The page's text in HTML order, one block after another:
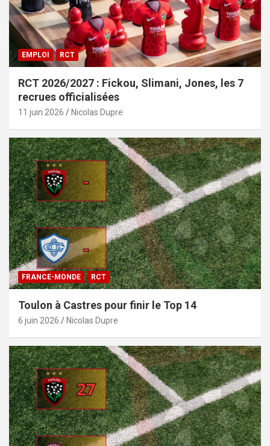
EMPLOI RCT
RCT 2026/2027 : Fickou, Slimani, Jones, les 7
recrues officialisées
11 juin 2026 Nicolas Dupre
FRANCE-MONDE RCT
Toulon à Castres pour finir le Top 14
6 juin 2026 Nicolas Dupre